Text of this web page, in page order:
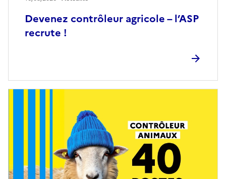
Devenez contrôleur agricole – l’ASP
recrute !